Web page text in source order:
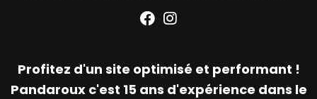
Profitez d'un site optimisé et performant !
Pandaroux c'est 15 ans d'expérience dans le